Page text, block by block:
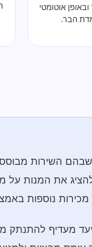
אוטומטי
הבר.
השירות מבוסס
את המנות על
מכירות נוספות
מעדיף להתנתק